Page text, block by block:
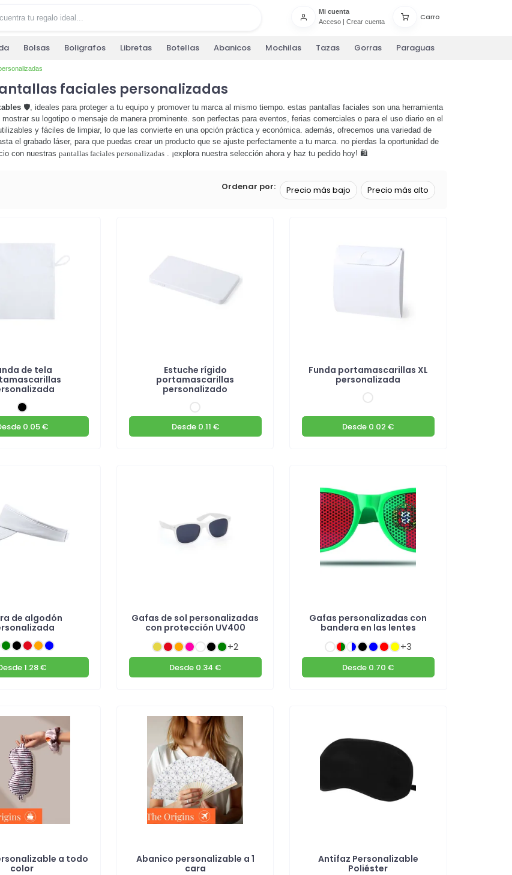
Mi cuenta
Acceso| Crear cuenta
Carro
Bolsas Boligrafos Libretas Botellas Abanicos Mochilas Tazas Gorras Paraguas
faciales personalizadas
🛡️, ideales para proteger a tu equipo y promover tu marca al mismo tiempo. estas pantallas faciales son una herramienta
su logotipo o mensaje de manera prominente. son perfectas para eventos, ferias comerciales o para el uso diario en el
y fáciles de limpiar, lo que las convierte en una opción práctica y económica. además, ofrecemos una variedad de
el grabado láser, para que puedas crear un producto que se ajuste perfectamente a tu marca. no pierdas la oportunidad de
con nuestras pantallas faciales personalizadas. ¡explora nuestra selección ahora y haz tu pedido hoy! 🛍️
Ordenar por: Precio más bajo Precio más alto
de tela
0.05 €
Estuche rígido
portamascarillas
personalizado
Desde0.11 €
Funda portamascarillas XL
personalizada
Desde 0.02 €
de algodón
1.28 €
Gafas de sol personalizadas
con protección UV400
+2
Desde 0.34 €
Gafas personalizadas con
bandera en las lentes
+3
Desde 0.70 €
a todo
color
Abanico personalizable a 1
cara
Antifaz Personalizable
Poliéster